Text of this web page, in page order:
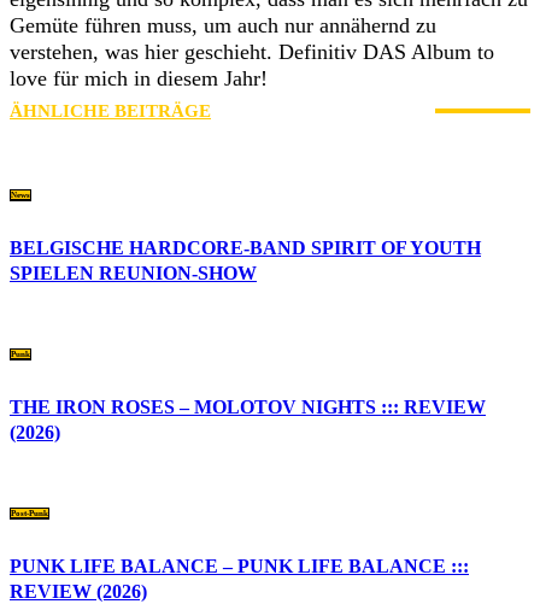
Gemüte führen muss, um auch nur annähernd zu
verstehen, was hier geschieht. Definitiv DAS Album to
love für mich in diesem Jahr!
ÄHNLICHE BEITRÄGE
News
BELGISCHE HARDCORE-BAND SPIRIT OF YOUTH
SPIELEN REUNION-SHOW
Punk
THE IRON ROSES – MOLOTOV NIGHTS ::: REVIEW
(2026)
Post-Punk
PUNK LIFE BALANCE – PUNK LIFE BALANCE :::
REVIEW (2026)